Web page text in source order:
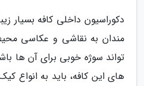
دکوراسیون داخلی کافه بسیار
مندان به نقاشی و عکاسی
تواند سوژه خوبی برای آن ها
های این کافه، باید به انواع